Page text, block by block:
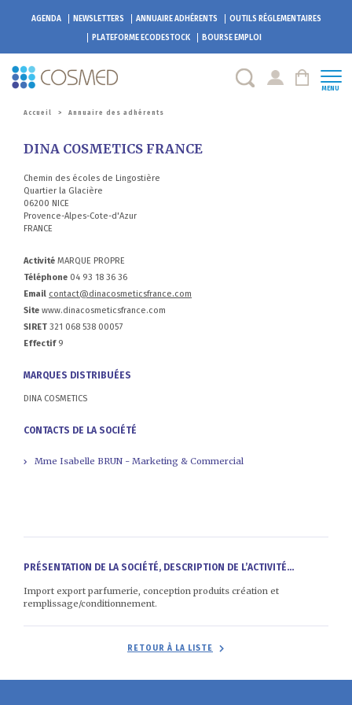
AGENDA NEWSLETTERS ANNUAIRE ADHÉRENTS
OUTILS RÉGLEMENTAIRES
PLATEFORMEECODESTOCK BOURSE EMPLOI
MENU
Accueil > Annuaire des adhérents
DINA COSMETICS FRANCE
Chemin des écoles de Lingostière
Quartier la Glacière
06200 NICE
Provence-Alpes-Cote-d'Azur
FRANCE
Activité MARQUE PROPRE
Téléphone 04 93 18 36 36
Email contact@dinacosmeticsfrance.com
Site www.dinacosmeticsfrance.com
SIRET 321 068 538 00057
Effectif9
MARQUES DISTRIBUÉES
DINA COSMETICS
CONTACTS DE LA SOCIÉTÉ
Mme Isabelle BRUN - Marketing & Commercial
PRÉSENTATION DE LA SOCIÉTÉ, DESCRIPTION DE L’ACTIVITÉ...
Import export parfumerie, conception produits création et
remplissage/conditionnement.
RETOUR À LA LISTE